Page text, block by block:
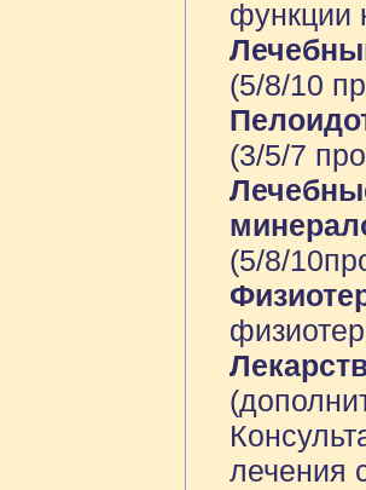
функции
(5/8/10
(3/5/7
(5/8/
лечения